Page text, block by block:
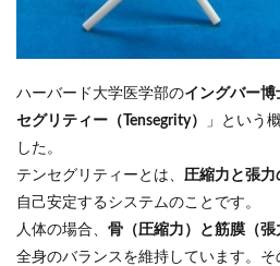
ハーバード大学医学部のイングバー博
セグリティー（Tensegrity）
」という
した。
テンセグリティーとは、 圧縮力と張力
自己安定するシステムのことです。
人体の場合、 骨（圧縮力）と筋膜（張
全身のバランスを維持しています。そ